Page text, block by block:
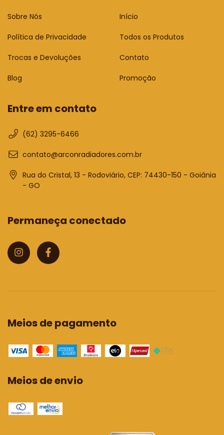
Sobre Nós
Política de Privacidade
Trocas e Devoluções
Blog
Início
Todos os Produtos
Contato
Promoção
Entre em contato
(62) 3295-6466
contato@arconradiadores.com.br
Rua do Cristal, 13 - Rodoviário, CEP: 74430-150 - Goiânia
- GO
Permaneça conectado
Meios de pagamento
Meios de envio